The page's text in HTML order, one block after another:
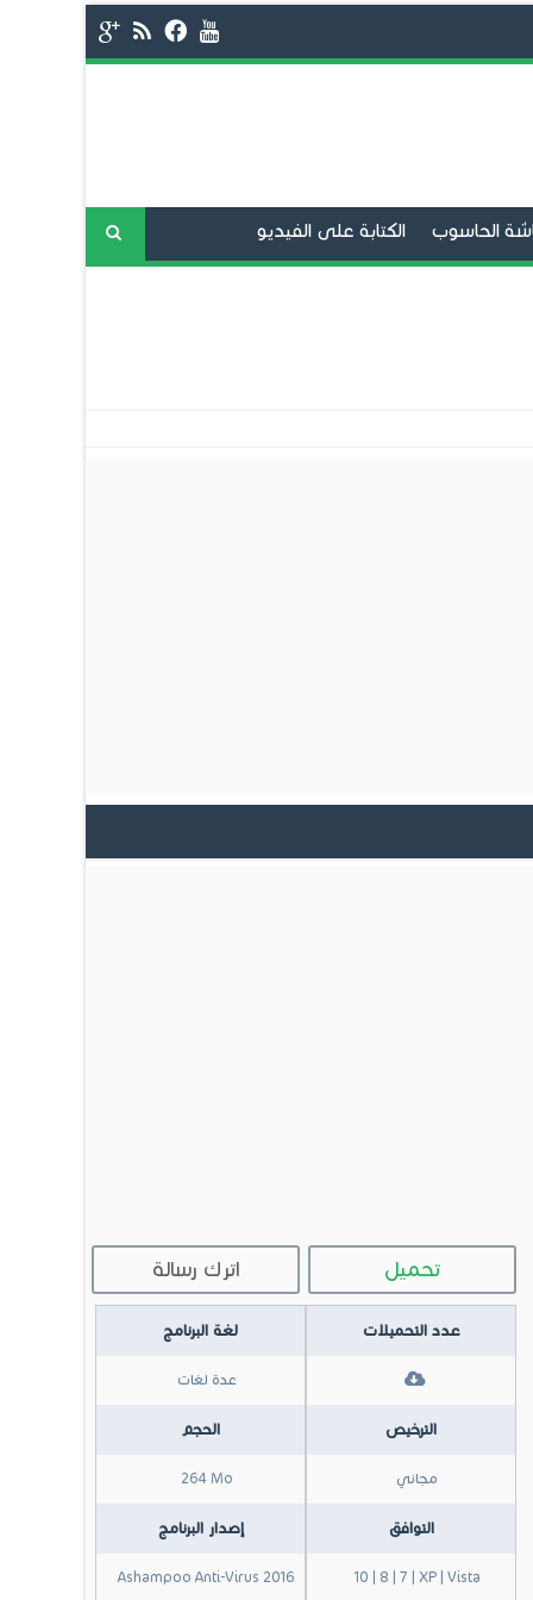
الحاسوب الكتابة على الفيديو
اترك رسالة تحميل
عدد التحميلات
الترخيص
مجاني
التوافق
10 | 8 | 7 | XP | Vista
لغة البرنامج
عدة لغات
الحجم
264 Mo
إصدار البرنامج
Ashampoo Anti-Virus 2016